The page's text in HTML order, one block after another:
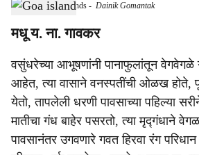
a
r
e
Mandovi River Islands - Dainik Gomantak
मधू य. ना. गावकर
वसुंधरेच्या आभूषणांनी पानाफुलांतून वेगवेगळे
आहेत, त्या वासाने वनस्पतींची ओळख होते,
येतो, तापलेली धरणी पावसाच्या पहिल्या
मातीचा गंध बाहेर पसरतो, त्या मृद्‍गंधाने
पावसानंतर उगवणारे गवत हिरवा रंग